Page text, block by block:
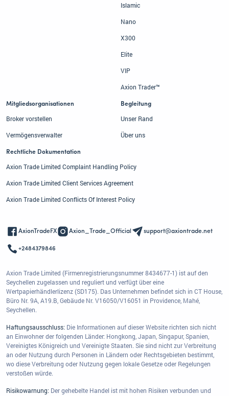
Islamic
Nano
X300
Elite
VIP
Axion Trader™
Mitgliedsorganisationen
Broker vorstellen
Vermögensverwalter
Begleitung
Unser Rand
Über uns
Rechtliche Dokumentation
Axion Trade Limited Complaint Handling Policy
Axion Trade Limited Client Services Agreement
Axion Trade Limited Conflicts Of Interest Policy
AxionTradeFX Axion_Trade_Official support@axiontrade.net
+2484379846
Axion Trade Limited (Firmenregistrierungsnummer 8434677-1) ist auf den
Seychellen zugelassen und reguliert und verfügt über eine
Wertpapierhändlerlizenz (SD175). Das Unternehmen befindet sich in CT House,
Büro Nr. 9A, A19.B, Gebäude Nr. V16050/V16051 in Providence, Mahé,
Seychellen.
Haftungsausschluss: Die Informationen auf dieser Website richten sich nicht
an Einwohner der folgenden Länder: Hongkong, Japan, Singapur, Spanien,
Vereinigtes Königreich und Vereinigte Staaten. Sie sind nicht zur Verbreitung
an oder Nutzung durch Personen in Ländern oder Rechtsgebieten bestimmt,
wo diese Verbreitung oder Nutzung gegen lokale Gesetze oder Regelungen
verstoßen würde.
Risikowarnung: Der gehebelte Handel ist mit hohen Risiken verbunden und